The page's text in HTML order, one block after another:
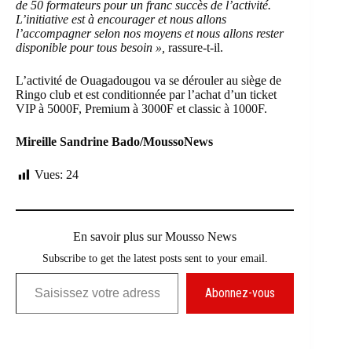
de 50 formateurs pour un franc succès de l’activité.
L’initiative est à encourager et nous allons
l’accompagner selon nos moyens et nous allons rester
disponible pour tous besoin », rassure-t-il.
L’activité de Ouagadougou va se dérouler au siège de
Ringo club et est conditionnée par l’achat d’un ticket
VIP à 5000F, Premium à 3000F et classic à 1000F.
Mireille Sandrine Bado/MoussoNews
Vues: 24
En savoir plus sur Mousso News
Subscribe to get the latest posts sent to your email.
Saisissez votre adresse e-mail…
Abonnez-vous